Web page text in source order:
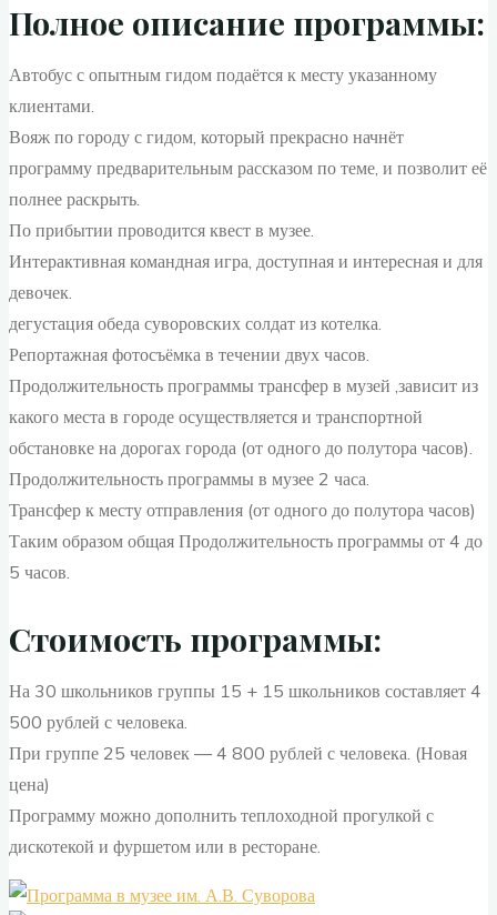
Полное описание программы:
Автобус с опытным гидом подаётся к месту указанному
клиентами.
Вояж по городу с гидом, который прекрасно начнёт
программу предварительным рассказом по теме, и позволит её
полнее раскрыть.
По прибытии проводится квест в музее.
Интерактивная командная игра, доступная и интересная и для
девочек.
дегустация обеда суворовских солдат из котелка.
Репортажная фотосъёмка в течении двух часов.
Продолжительность программы трансфер в музей ,зависит из
какого места в городе осуществляется и транспортной
обстановке на дорогах города (от одного до полутора часов).
Продолжительность программы в музее 2 часа.
Трансфер к месту отправления (от одного до полутора часов)
Таким образом общая Продолжительность программы от 4 до
5 часов.
Стоимость программы:
На 30 школьников группы 15 + 15 школьников составляет 4
500 рублей с человека.
При группе 25 человек — 4 800 рублей с человека. (Новая
цена)
Программу можно дополнить теплоходной прогулкой с
дискотекой и фуршетом или в ресторане.